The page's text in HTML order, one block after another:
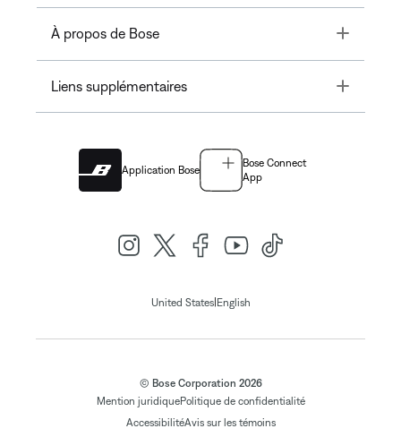
À propos de Bose Toggle
Liens supplémentaires Toggle
Application Bose
Bose Connect
App
United States| English
© Bose Corporation 2026
Mention juridiquePolitique de confidentialité
AccessibilitéAvis sur les témoins